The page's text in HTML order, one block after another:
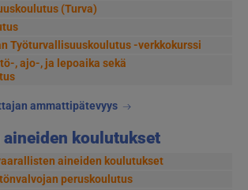
(Turva)
Työturvallisuuskoulutus -verkkokurssi
, ajo-, ja lepoaika sekä
ammattipätevyys
koulutukset
aineiden koulutukset
peruskoulutus